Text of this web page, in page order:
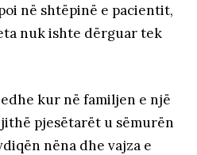
në shtëpinë e pacientit,
nuk ishte dërguar tek
kur në familjen e një
pjesëtarët u sëmurën
nëna dhe vajza e